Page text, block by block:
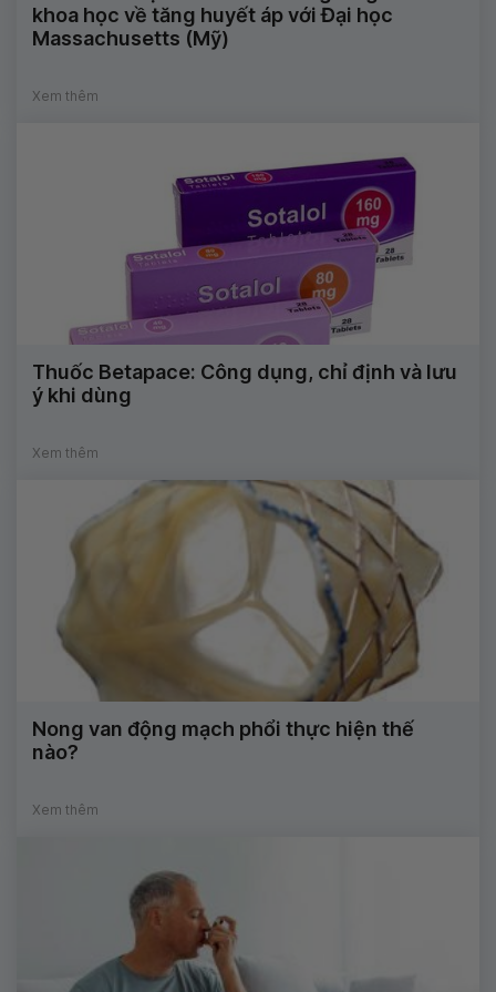
khoa học về tăng huyết áp với Đại học
Massachusetts (Mỹ)
Xem thêm
Thuốc Betapace: Công dụng, chỉ định và lưu
ý khi dùng
Xem thêm
Nong van động mạch phổi thực hiện thế
nào?
Xem thêm